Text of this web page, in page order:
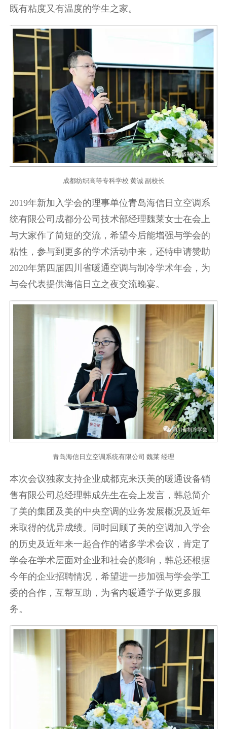
既有粘度又有温度的学生之家。
成都纺织高等专科学校 黄诚 副校长
2019年新加入学会的理事单位青岛海信日立空调系
统有限公司成都分公司技术部经理魏莱女士在会上
与大家作了简短的交流，希望今后能增强与学会的
粘性，参与到更多的学术活动中来，还特申请赞助
2020年第四届四川省暖通空调与制冷学术年会，为
与会代表提供海信日立之夜交流晚宴。
青岛海信日立空调系统有限公司 魏莱 经理
本次会议独家支持企业成都克来沃美的暖通设备销
售有限公司总经理韩成先生在会上发言，韩总简介
了美的集团及美的中央空调的业务发展概况及近年
来取得的优异成绩。同时回顾了美的空调加入学会
的历史及近年来一起合作的诸多学术会议，肯定了
学会在学术层面对企业和社会的影响，韩总还根据
今年的企业招聘情况，希望进一步加强与学会学工
委的合作，互帮互助，为省内暖通学子做更多服
务。